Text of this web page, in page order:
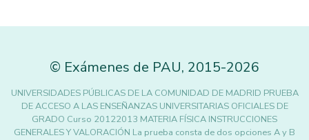
© Exámenes de PAU, 2015-2026
UNIVERSIDADES PÚBLICAS DE LA COMUNIDAD DE MADRID PRUEBA
DE ACCESO A LAS ENSEÑANZAS UNIVERSITARIAS OFICIALES DE
GRADO Curso 20122013 MATERIA FÍSICA INSTRUCCIONES
GENERALES Y VALORACIÓN La prueba consta de dos opciones A y B